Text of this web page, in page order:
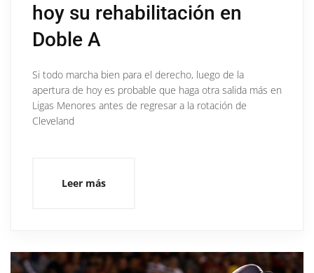
hoy su rehabilitación en
Doble A
Si todo marcha bien para el derecho, luego de la
apertura de hoy es probable que haga otra salida más en
Ligas Menores antes de regresar a la rotación de
Cleveland
Leer más